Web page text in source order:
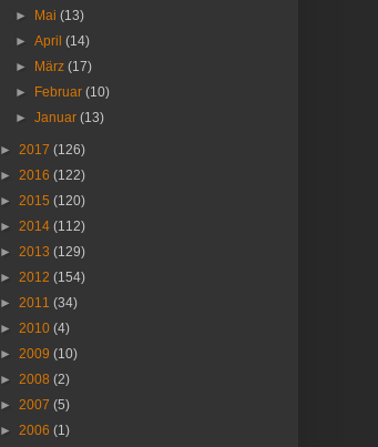
►
Mai(13)
►April(14)
►
März(17)
►
Februar(10)
►Januar(13)
► 2017 (126)
► 2016 (122)
► 2015 (120)
► 2014 (112)
► 2013 (129)
► 2012 (154)
► 2011 (34)
► 2010 (4)
► 2009 (10)
► 2008 (2)
► 2007 (5)
► 2006 (1)